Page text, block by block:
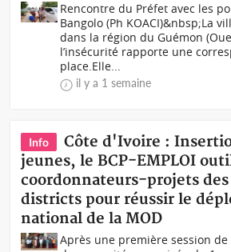
Rencontre du Préfet avec les
Bangolo (Ph KOACI)&nbsp;La
dans la région du Guémon
l’insécurité rapporte une
place.Elle...
il y a 1 semaine
Info
Côte d'Ivoire :
jeunes, le BCP-EMPLOI
coordonnateurs-projets
districts pour réussir le
national de la MOD
Après une première session